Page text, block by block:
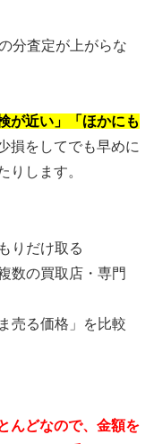
分査定が上がらな
が近い」「ほかにも
損をしてでも早めに
りします。
りだけ取る
数の買取店・専門
売る価格」を比較
んどなので、金額を